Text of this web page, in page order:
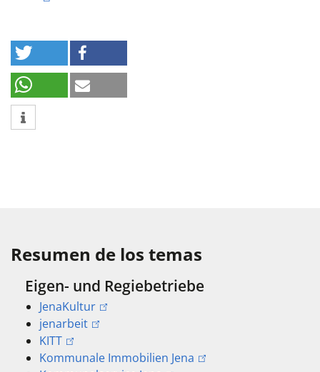
Resumen de los temas
Eigen- und Regiebetriebe
JenaKultur
jenarbeit
KITT
Kommunale Immobilien Jena